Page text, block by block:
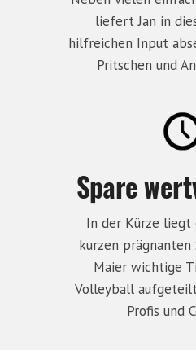
liefert Jan in
hilfreichen Input
Pritschen und
Spare
In der Kürze liegt
kurzen prägnanten
Maier wichtige
Volleyball
Profis und